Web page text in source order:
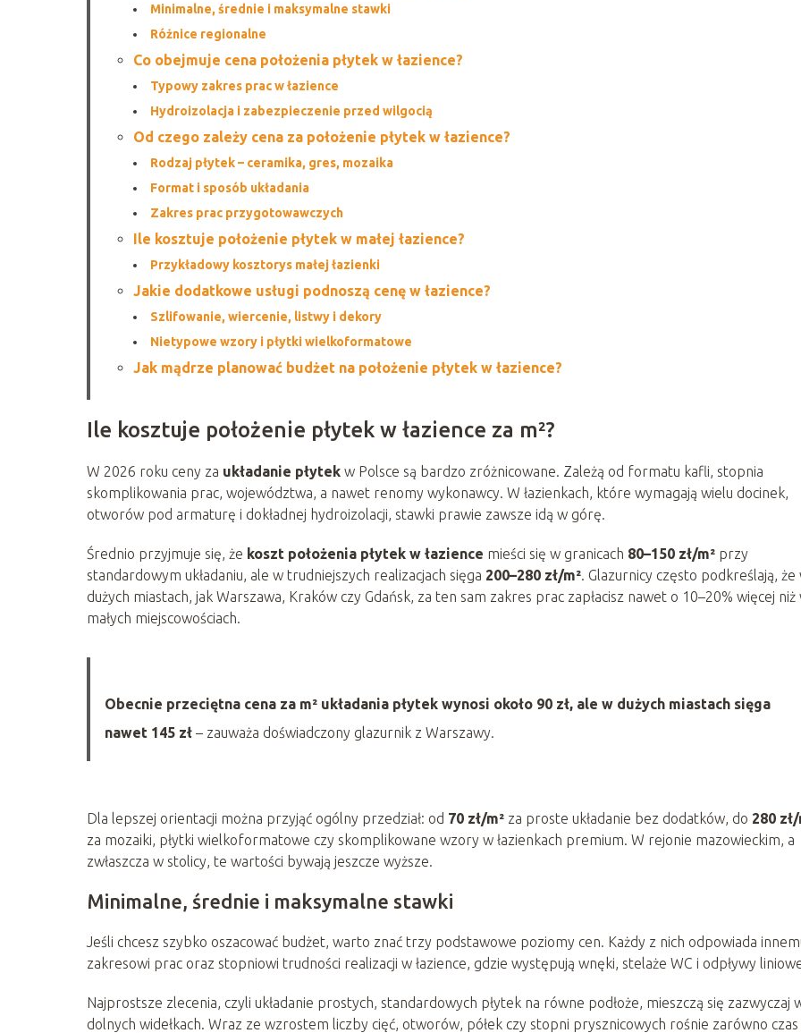
Minimalne, średnie i maksymalne stawki
Różnice regionalne
Co obejmuje cena położenia płytek w łazience?
Typowy zakres prac w łazience
Hydroizolacja i zabezpieczenie przed wilgocią
Od czego zależy cena za położenie płytek w łazience?
Rodzaj płytek – ceramika, gres, mozaika
Format i sposób układania
Zakres prac przygotowawczych
Ile kosztuje położenie płytek w małej łazience?
Przykładowy kosztorys małej łazienki
Jakie dodatkowe usługi podnoszą cenę w łazience?
Szlifowanie, wiercenie, listwy i dekory
Nietypowe wzory i płytki wielkoformatowe
Jak mądrze planować budżet na położenie płytek w łazience?
Ile kosztuje położenie płytek w łazience za m²?
W 2026 roku ceny za układanie płytek w Polsce są bardzo zróżnicowane. Zależą od formatu kafli, stopnia
skomplikowania prac, województwa, a nawet renomy wykonawcy. W łazienkach, które wymagają wielu docinek,
otworów pod armaturę i dokładnej hydroizolacji, stawki prawie zawsze idą w górę.
Średnio przyjmuje się, że koszt położenia płytek w łazience mieści się w granicach 80–150 zł/m² przy
standardowym układaniu, ale w trudniejszych realizacjach sięga 200–280 zł/m². Glazurnicy często podkreślają, że
dużych miastach, jak Warszawa, Kraków czy Gdańsk, za ten sam zakres prac zapłacisz nawet o 10–20% więcej niż
małych miejscowościach.
Obecnie przeciętna cena za m² układania płytek wynosi około 90 zł, ale w dużych miastach sięga
nawet 145 zł – zauważa doświadczony glazurnik z Warszawy.
Dla lepszej orientacji można przyjąć ogólny przedział: od 70 zł/m² za proste układanie bez dodatków, do 280 zł/
za mozaiki, płytki wielkoformatowe czy skomplikowane wzory w łazienkach premium. W rejonie mazowieckim, a
zwłaszcza w stolicy, te wartości bywają jeszcze wyższe.
Minimalne, średnie i maksymalne stawki
Jeśli chcesz szybko oszacować budżet, warto znać trzy podstawowe poziomy cen. Każdy z nich odpowiada
zakresowi prac oraz stopniowi trudności realizacji w łazience, gdzie występują wnęki, stelaże WC i odpływy
Najprostsze zlecenia, czyli układanie prostych, standardowych płytek na równe podłoże, mieszczą się zazwyczaj
dolnych widełkach. Wraz ze wzrostem liczby cięć, otworów, półek czy stopni prysznicowych rośnie zarówno czas